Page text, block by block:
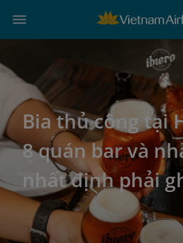
Bia thủ công tại
8 quán bar và
nhất định phải